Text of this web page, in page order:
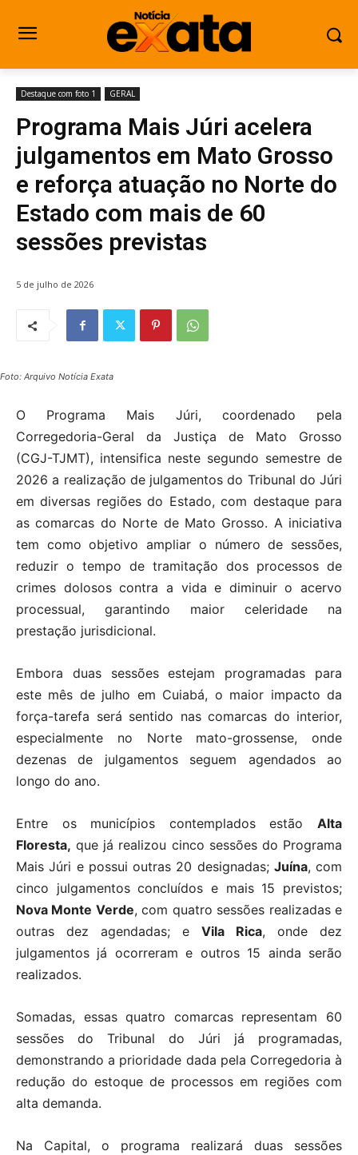
Destaque com foto 1 GERAL
Programa Mais Júri acelera
julgamentos em Mato Grosso
e reforça atuação no Norte do
Estado com mais de 60
sessões previstas
5 de julho de 2026
Foto: Arquivo Notícia Exata
O Programa Mais Júri, coordenado pela
Corregedoria-Geral da Justiça de Mato Grosso
(CGJ-TJMT), intensifica neste segundo semestre de
2026 a realização de julgamentos do Tribunal do Júri
em diversas regiões do Estado, com destaque para
as comarcas do Norte de Mato Grosso. A iniciativa
tem como objetivo ampliar o número de sessões,
reduzir o tempo de tramitação dos processos de
crimes dolosos contra a vida e diminuir o acervo
processual, garantindo maior celeridade na
prestação jurisdicional.
Embora duas sessões estejam programadas para
este mês de julho em Cuiabá, o maior impacto da
força-tarefa será sentido nas comarcas do interior,
especialmente no Norte mato-grossense, onde
dezenas de julgamentos seguem agendados ao
longo do ano.
Entre os municípios contemplados estão Alta
Floresta, que já realizou cinco sessões do Programa
Mais Júri e possui outras 20 designadas; Juína, com
cinco julgamentos concluídos e mais 15 previstos;
Nova Monte Verde, com quatro sessões realizadas e
outras dez agendadas; e Vila Rica, onde dez
julgamentos já ocorreram e outros 15 ainda serão
realizados.
Somadas, essas quatro comarcas representam 60
sessões do Tribunal do Júri já programadas,
demonstrando a prioridade dada pela Corregedoria à
redução do estoque de processos em regiões com
alta demanda.
Na Capital, o programa realizará duas sessões